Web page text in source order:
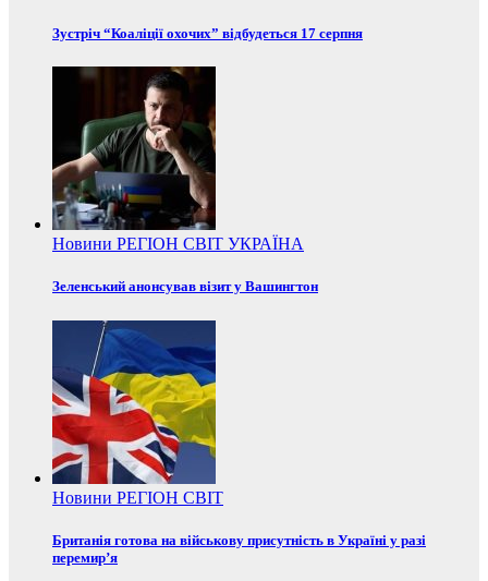
Зустріч “Коаліції охочих” відбудеться 17 серпня
Новини РЕГІОН СВІТ УКРАЇНА
Зеленський анонсував візит у Вашингтон
Новини РЕГІОН СВІТ
Британія готова на військову присутність в Україні у разі
перемир’я